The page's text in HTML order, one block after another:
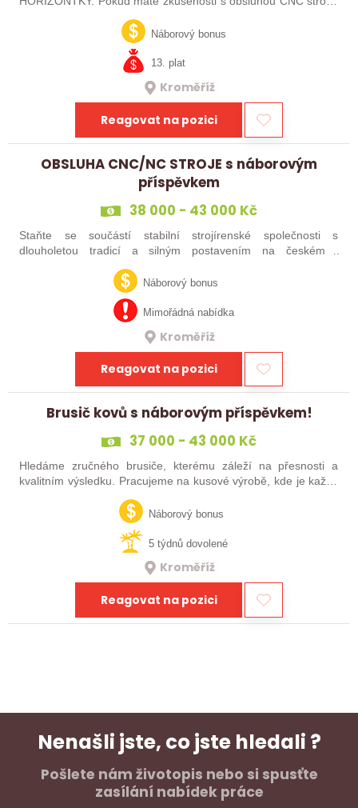
orientujete se ve výkresové dokumentaci a máte chuť naučit se
něco nového, pak jste ideálním…Náborový bonus
13. plat
Kroměříž
Reagovat na pozici
OBSLUHA CNC/NC STROJE s náborovým
příspěvkem
38 000 - 43 000 Kč
Staňte se součástí stabilní strojírenské společnosti s
dlouholetou tradicí a silným postavením na českém i
aktuálně obsazujeme více typů…
Náborový bonus
Mimořádná nabídka
Kroměříž
Reagovat na pozici
Brusič kovů s náborovým příspěvkem!
37 000 - 43 000 Kč
Hledáme zručného brusiče, kterému záleží na přesnosti a
kvalitním výsledku. Pracujeme na kusové výrobě, kde je každý
výrobek originál. Pokud už máš zkušenosti s broušením na
plocho nebo kulato – nebo…Náborový bonus
5 týdnů dovolené
Kroměříž
Reagovat na pozici
Nenašli jste, co jste hledali ?
Pošlete nám životopis nebo si spusťte
zasílání nabídek práce